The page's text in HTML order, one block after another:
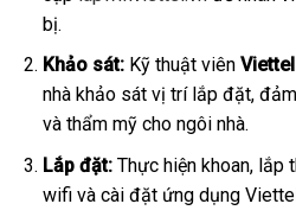
bị.
Khảo sát:Kỹ thuật viên
nhà khảo sát vị trí lắp đặt,
và thẩm mỹ cho ngôi nhà.
Lắp đặt:Thực hiện khoan, lắp
wifi và cài đặt ứng dụng